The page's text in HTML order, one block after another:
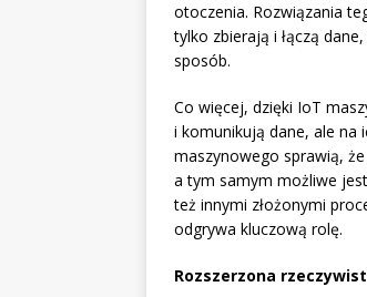
otoczenia. Rozwiązania
tylko zbierają i łączą
sposób.
Co więcej, dzięki IoT
i komunikują dane, ale na
maszynowego sprawią,
a tym samym możliwe
też innymi złożonymi
odgrywa kluczową rolę.
Rozszerzona